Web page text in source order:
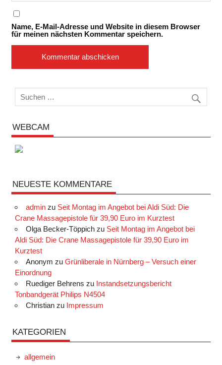
Name, E-Mail-Adresse und Website in diesem Browser
für meinen nächsten Kommentar speichern.
WEBCAM
NEUESTE KOMMENTARE
adminzu Seit Montag im Angebot bei Aldi Süd: Die
Crane Massagepistole für 39,90 Euro im Kurztest
Olga Becker-Töppichzu Seit Montag im Angebot bei
Aldi Süd: Die Crane Massagepistole für 39,90 Euro im
Kurztest
Anonym zu Grünliberale in Nürnberg – Versuch einer
Einordnung
Ruediger Behrens zu Instandsetzungsbericht
Tonbandgerät Philips N4504
Christianzu Impressum
KATEGORIEN
allgemein